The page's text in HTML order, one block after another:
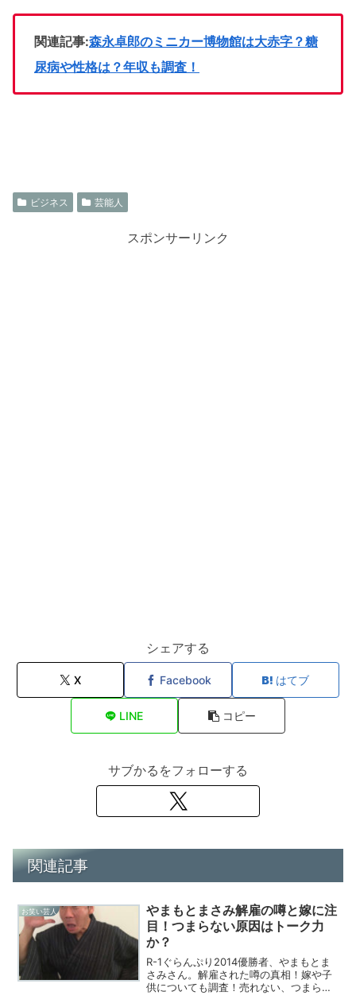
関連記事:森永卓郎のミニカー博物館は大赤字？糖
尿病や性格は？年収も調査！
ビジネス 芸能人
スポンサーリンク
シェアする
X Facebook はてブ
LINE コピー
サブかるをフォローする
関連記事
お笑い芸人
やまもとまさみ解雇の噂と嫁に注
目！つまらない原因はトーク力
か？
R-1ぐらんぷり2014優勝者、やまもとま
さみさん。解雇された噂の真相！嫁や子
供についても調査！売れない、つまらな